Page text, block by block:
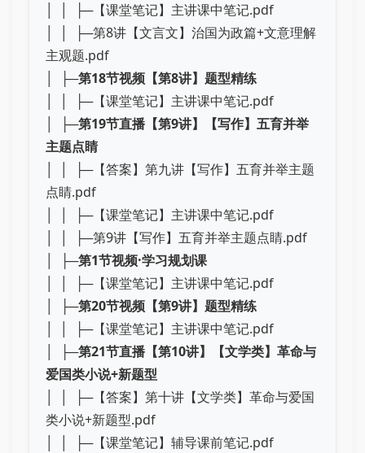
│ │ ├─【课堂笔记】主讲课中笔记.pdf
│ │ ├─第8讲【文言文】治国为政篇+文意理解
主观题.pdf
│ ├─第18节视频【第8讲】题型精练
│ │ ├─【课堂笔记】主讲课中笔记.pdf
│ ├─第19节直播【第9讲】【写作】五育并举
主题点睛
│ │ ├─【答案】第九讲【写作】五育并举主题
点睛.pdf
│ │ ├─【课堂笔记】主讲课中笔记.pdf
│ │ ├─第9讲【写作】五育并举主题点睛.pdf
│ ├─第1节视频·学习规划课
│ │ ├─【课堂笔记】主讲课中笔记.pdf
│ ├─第20节视频【第9讲】题型精练
│ │ ├─【课堂笔记】主讲课中笔记.pdf
│ ├─第21节直播【第10讲】【文学类】革命与
爱国类小说+新题型
│ │ ├─【答案】第十讲【文学类】革命与爱国
类小说+新题型.pdf
│ │ ├─【课堂笔记】辅导课前笔记.pdf